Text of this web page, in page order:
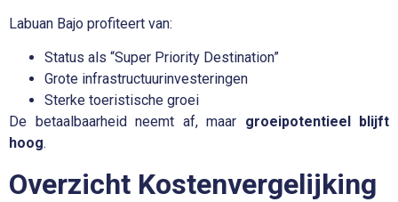
Labuan Bajo profiteert van:
Status als “Super Priority Destination”
Grote infrastructuurinvesteringen
Sterke toeristische groei
De betaalbaarheid neemt af, maar groeipotentieel blijft
hoog.
Overzicht Kostenvergelijking